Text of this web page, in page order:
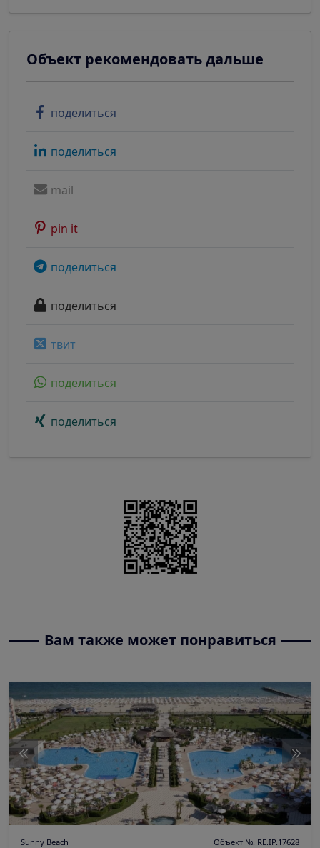
Объект рекомендовать дальше
поделиться
поделиться
mail
pin it
поделиться
поделиться
твит
поделиться
поделиться
Вам также может понравиться
Sunny Beach Объект №. RE.IP.17628